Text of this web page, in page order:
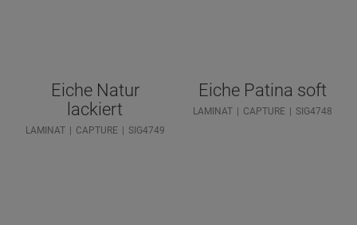
Eiche Natur
lackiert
LAMINAT CAPTURE SIG4749
Eiche Patina soft
LAMINAT CAPTURE SIG4748